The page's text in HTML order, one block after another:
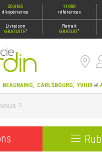
20 ANS
d’expérience
11000
références
Livraison
GRATUITE*
Retrait
GRATUIT*
Nos 4 pharmacies :
BEAURAING, CARLSBOURG,YVOIRet